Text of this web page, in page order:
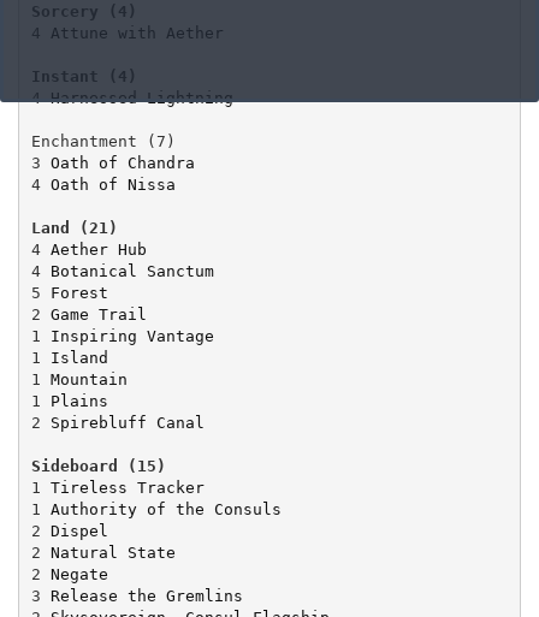
4 Attune with Aether
4 Harnessed Lightning
3 Oath of Chandra
4 Oath of Nissa
4 Aether Hub
4 Botanical Sanctum
5 Forest
2 Game Trail
1 Inspiring Vantage
1 Island
1 Mountain
1 Plains
2 Spirebluff Canal
1
Tireless Tracker
1 Authority of the Consuls
2 Dispel
2 Natural State
2 Negate
3 Release the Gremlins